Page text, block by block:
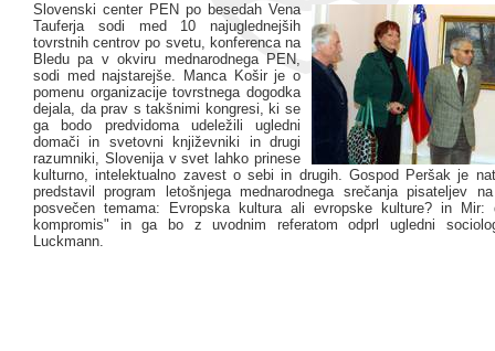
Slovenski center PEN po besedah Vena
Tauferja sodi med 10 najuglednejših
tovrstnih centrov po svetu, konferenca na
Bledu pa v okviru mednarodnega PEN,
sodi med najstarejše. Manca Košir je o
pomenu organizacije tovrstnega dogodka
dejala, da prav s takšnimi kongresi, ki se
ga bodo predvidoma udeležili ugledni
domači in svetovni književniki in drugi
razumniki, Slovenija v svet lahko prinese
kulturno, intelektualno zavest o sebi in drugih. Gospod Peršak je
predstavil program letošnjega mednarodnega srečanja pisateljev
posvečen temama: Evropska kultura ali evropske kulture? in Mir:
kompromis" in ga bo z uvodnim referatom odprl ugledni
Luckmann.